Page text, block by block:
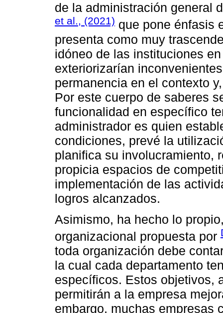
de la administración general
et al., (2021) que pone énfasis
presenta como muy
idóneo de las instituciones
exteriorizarían
permanencia en el contexto
Por este cuerpo de saberes
funcionalidad en específico
administrador es quien
condiciones, prevé la
planifica su involucramiento,
propicia espacios de
implementación de las
logros alcanzados.
Asimismo, ha hecho lo
organizacional propuesta por
toda organización debe
la cual cada departamento
específicos. Estos objetivos,
permitirán a la empresa
embargo, muchas empresas